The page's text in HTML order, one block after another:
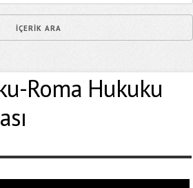
Roma Hukuku